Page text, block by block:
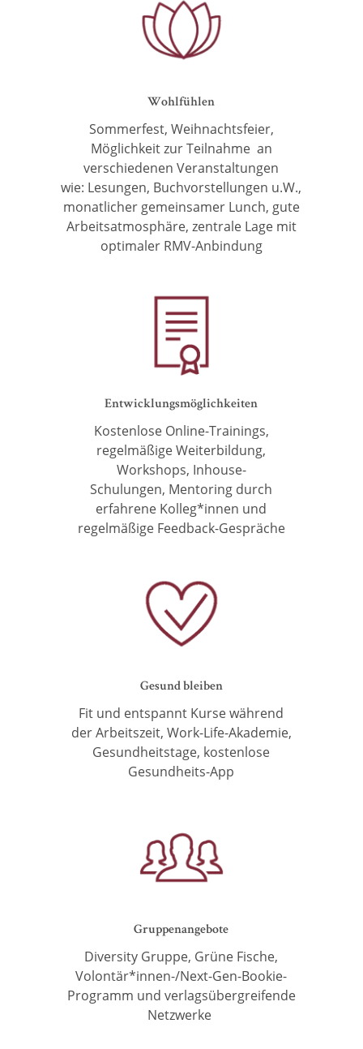
Wohlfühlen
Sommerfest, Weihnachtsfeier,
Möglichkeit zurTeilnahme an
verschiedenen Veranstaltungen
wie: Lesungen, Buchvorstellungen u.W.,
monatlicher gemeinsamer Lunch, gute
Arbeitsatmosphäre, zentrale Lage mit
optimaler RMV-Anbindung
Entwicklungsmöglichkeiten
Kostenlose Online-Trainings,
regelmäßigeWeiterbildung,
Workshops, Inhouse-
Schulungen, Mentoring durch
erfahrene Kolleg*innen und
regelmäßige Feedback-Gespräche
Gesund bleiben
Fit und entspannt Kurse während
derArbeitszeit, Work-Life-Akademie,
Gesundheitstage, kostenlose
Gesundheits-App
Gruppenangebote
Diversity Gruppe, Grüne Fische,
Volontär*innen-/Next-Gen-Bookie-
Programm und verlagsübergreifende
Netzwerke